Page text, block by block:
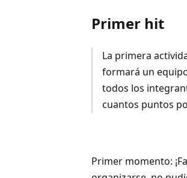
Primer hit
La primera
formará un
todos los
cuantos puntos
Primer momento: